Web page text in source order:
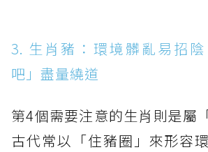
3. 生肖豬：環境髒亂易招
吧」盡量繞道
第4個需要注意的生肖則是屬
古代常以「住豬圈」來形容